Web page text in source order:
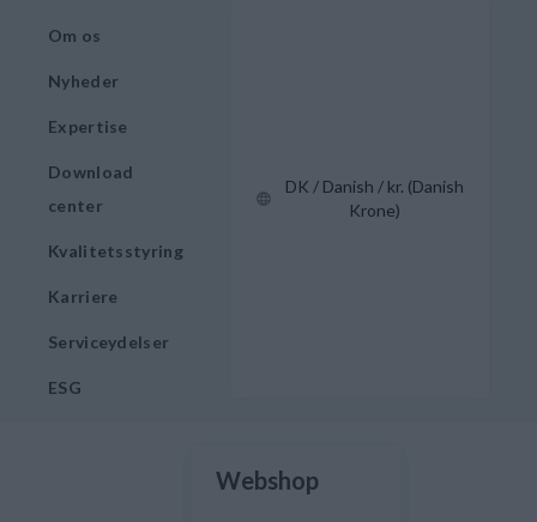
Om os
Nyheder
Expertise
Download
center
Kvalitetsstyring
Karriere
Serviceydelser
ESG
DK / Danish / kr. (Danish
Krone)
Webshop